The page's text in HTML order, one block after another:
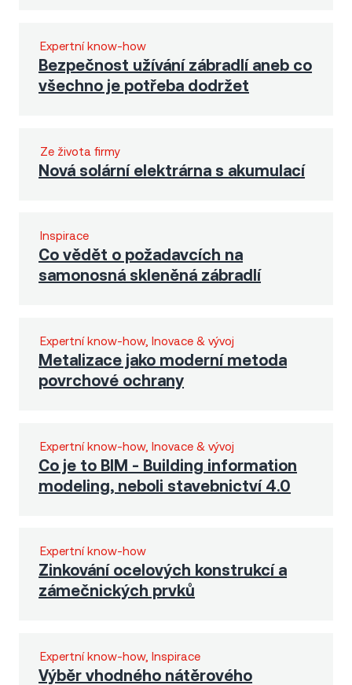
Expertní know-how
Bezpečnost užívání zábradlí aneb co
všechno je potřeba dodržet
Ze života firmy
Nová solární elektrárna s akumulací
Inspirace
Co vědět o požadavcích na
samonosná skleněná zábradlí
Expertní know-how, Inovace & vývoj
Metalizace jako moderní metoda
povrchové ochrany
Expertní know-how, Inovace & vývoj
Co je to BIM - Building information
modeling, neboli stavebnictví 4.0
Expertní know-how
Zinkování ocelových konstrukcí a
zámečnických prvků
Expertní know-how, Inspirace
Výběr vhodného nátěrového